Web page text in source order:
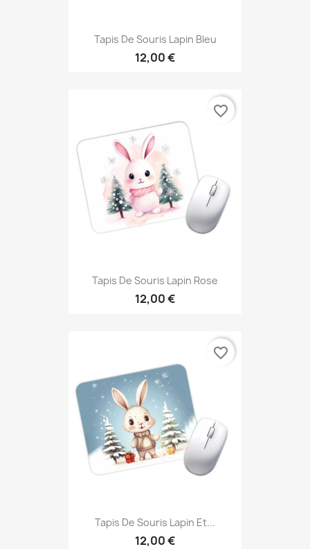
Tapis De Souris Lapin Bleu
12,00 €
Tapis De Souris Lapin Rose
12,00 €
favorite_border
Tapis De Souris Lapin Et...
12,00 €
favorite_border